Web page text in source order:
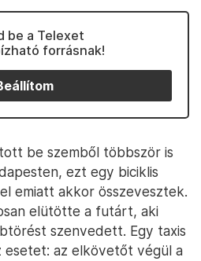
be a Telexet
forrásnak!
be szemből többször is
ezt egy biciklis
emiatt akkor összevesztek.
elütötte a futárt, aki
szenvedett. Egy taxis
esetet: az elkövetőt végül a